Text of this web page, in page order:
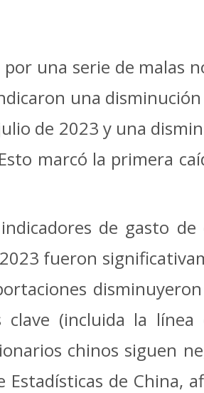
una serie de malas
una
de 2023 y una
marcó la primera
de gasto
fueron
clave (incluida la
chinos siguen
de China,